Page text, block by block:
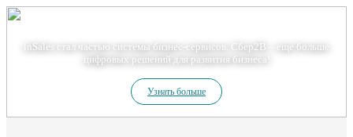
inSales стал частью системы бизнес-сервисов. Сбер2В – еще больше
цифровых решений для развития бизнеса!
Узнать больше